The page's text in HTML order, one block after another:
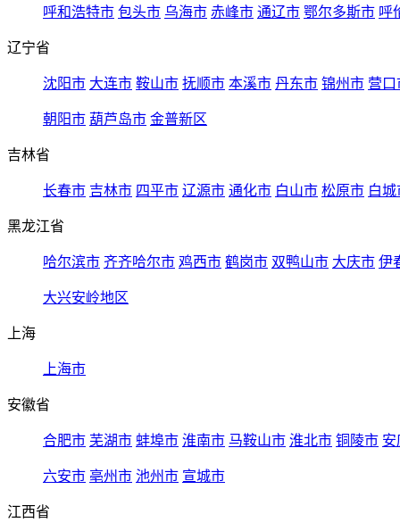
呼和浩特市 包头市 乌海市 赤峰市 通辽市 鄂尔多斯市 呼
辽宁省
沈阳市 大连市 鞍山市 抚顺市 本溪市 丹东市 锦州市 营口
朝阳市 葫芦岛市 金普新区
吉林省
长春市 吉林市 四平市 辽源市 通化市 白山市 松原市 白城
黑龙江省
哈尔滨市 齐齐哈尔市 鸡西市 鹤岗市 双鸭山市 大庆市 伊
大兴安岭地区
上海
上海市
安徽省
合肥市 芜湖市 蚌埠市 淮南市 马鞍山市 淮北市 铜陵市 安
六安市 亳州市 池州市 宣城市
江西省